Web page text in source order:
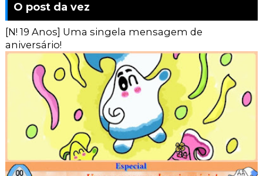
O post da vez
[N! 19 Anos] Uma singela mensagem de
aniversário!